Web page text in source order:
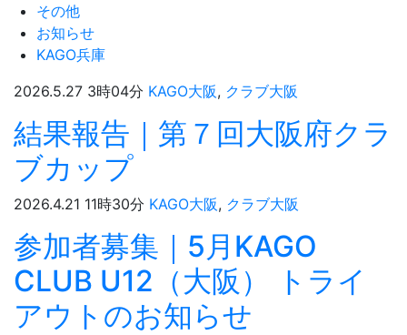
その他
お知らせ
KAGO兵庫
2026.5.27 3時04分 KAGO大阪, クラブ大阪
結果報告｜第７回大阪府クラ
ブカップ
2026.4.21 11時30分 KAGO大阪, クラブ大阪
参加者募集｜5月KAGO
CLUB U12（大阪） トライ
アウトのお知らせ